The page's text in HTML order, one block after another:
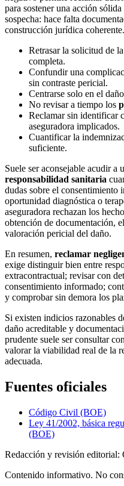
para sostener una acción
sospecha: hace falta
construcción jurídica coherente.
Retrasar la solicitud de la
completa.
Confundir una
sin contraste pericial.
Centrarse solo en el
No revisar a tiempo los
Reclamar sin identificar
aseguradora implicados.
Cuantificar la
suficiente.
Suele ser aconsejable acudir a
responsabilidad sanitaria
dudas sobre el
oportunidad diagnóstica o
aseguradora rechazan los
obtención de documentación,
valoración pericial del daño.
En resumen, reclamar
exige distinguir bien entre
extracontractual; revisar con
consentimiento informado;
y comprobar sin demora los
Si existen indicios razonables
daño acreditable y
prudente suele ser consultar
valorar la viabilidad real de la
adecuada.
Fuentes oficiales
Código Civil (BOE)
Ley 41/2002, básica
(BOE)
Redacción y revisión editorial:
Contenido informativo. No